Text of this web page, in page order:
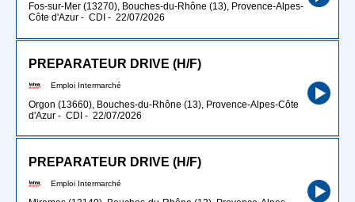
Fos-sur-Mer (13270), Bouches-du-Rhône (13), Provence-Alpes-
Côte d'Azur - CDI - 22/07/2026
PREPARATEUR DRIVE (H/F)
Emploi Intermarché
Orgon (13660), Bouches-du-Rhône (13), Provence-Alpes-Côte
d'Azur - CDI - 22/07/2026
PREPARATEUR DRIVE (H/F)
Emploi Intermarché